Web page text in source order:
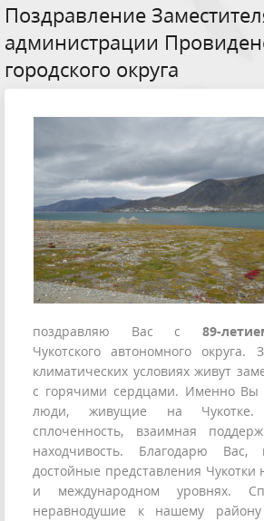
Поздравление
администрации
городского округа
поздравляю Вас с 89-
Чукотского автономного округа.
климатических условиях живут
с горячими сердцами. Именно Вы
люди, живущие на Чукотке.
сплоченность, взаимная
находчивость. Благодарю Вас,
достойные представления Чукотки
и международном уровнях.
неравнодушие к нашему